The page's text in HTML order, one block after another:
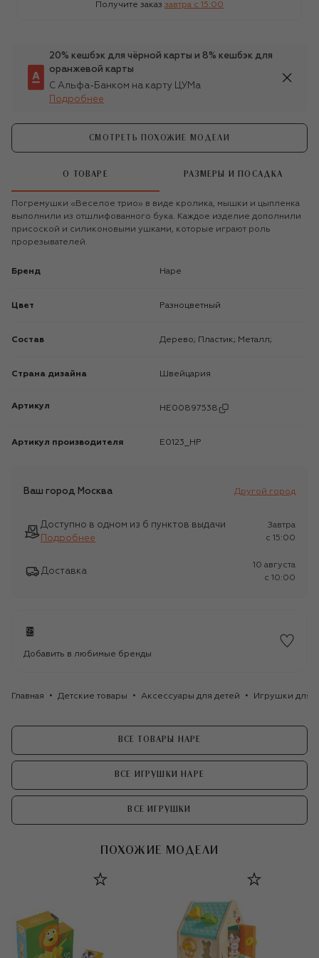
Получите заказ завтра c 15:00
20% кешбэк для чёрной карты и 8% кешбэк для
оранжевой карты
С Альфа-Банком на карту ЦУМа
Подробнее
СМОТРЕТЬ ПОХОЖИЕ МОДЕЛИ
О ТОВАРЕ РАЗМЕРЫ И ПОСАДКА
Погремушки «Веселое трио» в виде кролика, мышки и цыпленка
выполнили из отшлифованного бука. Каждое изделие дополнили
присоской и силиконовыми ушками, которые играют роль
прорезывателей.
Бренд Hape
Цвет Разноцветный
Состав Дерево; Пластик; Металл;
Страна дизайна Швейцария
Артикул HE00897538
Артикул производителя E0123_HP
Ваш город Москва Другой город
Доступно в одном из 6 пунктов выдачи
Подробнее
Завтра
c 15:00
Доставка
10 августа
c 10:00
Добавить в любимые бренды
Главная Детские товары Аксессуары для детей Игрушки для
ВСЕ ТОВАРЫ HAPE
ВСЕ ИГРУШКИ HAPE
ВСЕ ИГРУШКИ
ПОХОЖИЕ МОДЕЛИ